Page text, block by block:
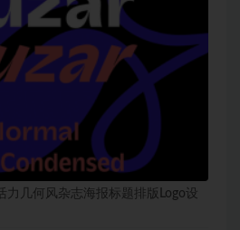
力几何风杂志海报标题排版Logo设